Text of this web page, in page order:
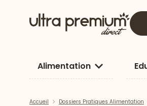
Alimentation
Accueil Dossiers Pratiques Alimentation